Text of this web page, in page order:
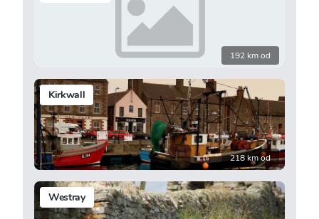
192 km od
Kirkwall
218 km od
Westray